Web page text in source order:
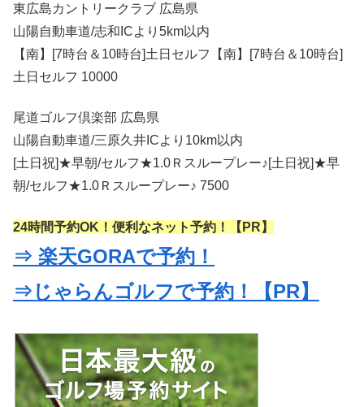
東広島カントリークラブ 広島県
山陽自動車道/志和ICより5km以内
【南】[7時台＆10時台]土日セルフ【南】[7時台＆10時台]
土日セルフ 10000
尾道ゴルフ倶楽部 広島県
山陽自動車道/三原久井ICより10km以内
[土日祝]★早朝/セルフ★1.0Ｒスループレー♪[土日祝]★早
朝/セルフ★1.0Ｒスループレー♪ 7500
24時間予約OK！便利なネット予約！【PR】
⇒ 楽天GORAで予約！
⇒じゃらんゴルフで予約！【PR】